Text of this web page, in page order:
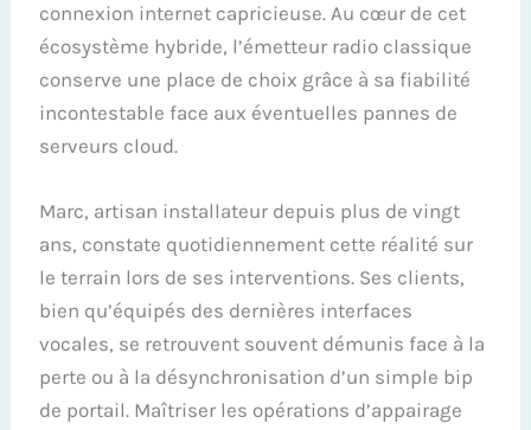
connexion internet capricieuse. Au cœur de cet
écosystème hybride, l’émetteur radio classique
conserve une place de choix grâce à sa fiabilité
incontestable face aux éventuelles pannes de
serveurs cloud.
Marc, artisan installateur depuis plus de vingt
ans, constate quotidiennement cette réalité sur
le terrain lors de ses interventions. Ses clients,
bien qu’équipés des dernières interfaces
vocales, se retrouvent souvent démunis face à la
perte ou à la désynchronisation d’un simple bip
de portail. Maîtriser les opérations d’appairage